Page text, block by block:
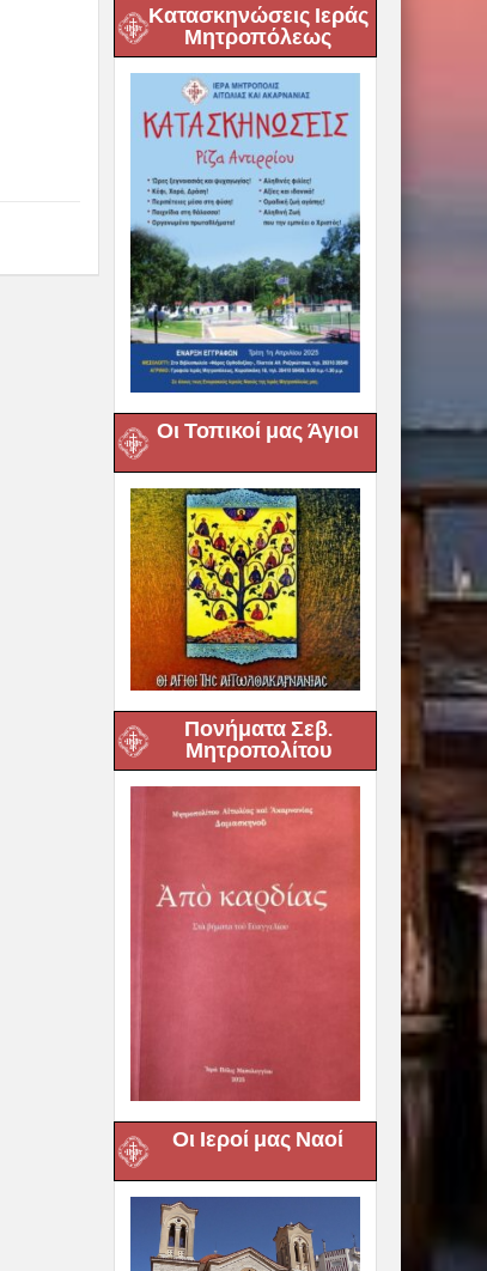
Κατασκηνώσεις Ιεράς
Μητροπόλεως
Οι Τοπικοί μας Άγιοι
Πονήματα Σεβ.
Μητροπολίτου
Οι Ιεροί μας Ναοί